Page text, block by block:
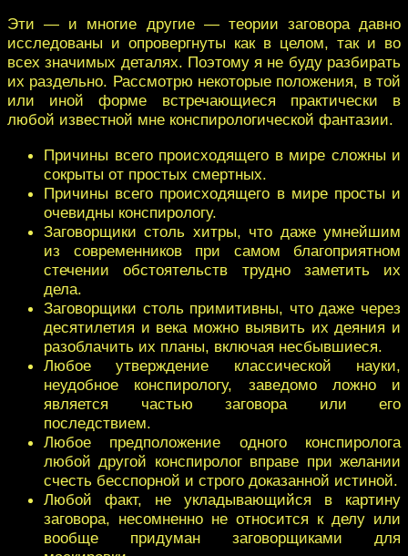
Эти — и многие другие — теории заговора давно
исследованы и опровергнуты как в целом, так и во
всех значимых деталях. Поэтому я не буду разбирать
их раздельно. Рассмотрю некоторые положения, в той
или иной форме встречающиеся практически в
любой известной мне конспирологической фантазии.
Причины всего происходящего в мире сложны и
сокрыты от простых смертных.
Причины всего происходящего в мире просты и
очевидны конспирологу.
Заговорщики столь хитры, что даже умнейшим
из современников при самом благоприятном
стечении обстоятельств трудно заметить их
дела.
Заговорщики столь примитивны, что даже через
десятилетия и века можно выявить их деяния и
разоблачить их планы, включая несбывшиеся.
Любое утверждение классической науки,
неудобное конспирологу, заведомо ложно и
является частью заговора или его
последствием.
Любое предположение одного конспиролога
любой другой конспиролог вправе при желании
счесть бесспорной и строго доказанной истиной.
Любой факт, не укладывающийся в картину
заговора, несомненно не относится к делу или
вообще придуман заговорщиками для